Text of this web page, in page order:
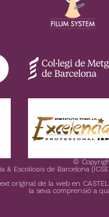
©
& Escoliosis de Barcelona
original de la web en
la seva comprensió a